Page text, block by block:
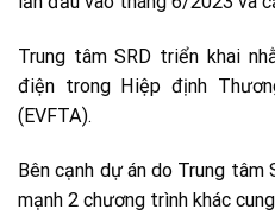
Trung tâm SRD triển khai
điện trong Hiệp định
(EVFTA).
Bên cạnh dự án do Trung tâm
mạnh 2 chương trình khác